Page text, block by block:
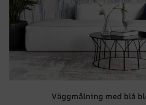
Väggmålning med blå